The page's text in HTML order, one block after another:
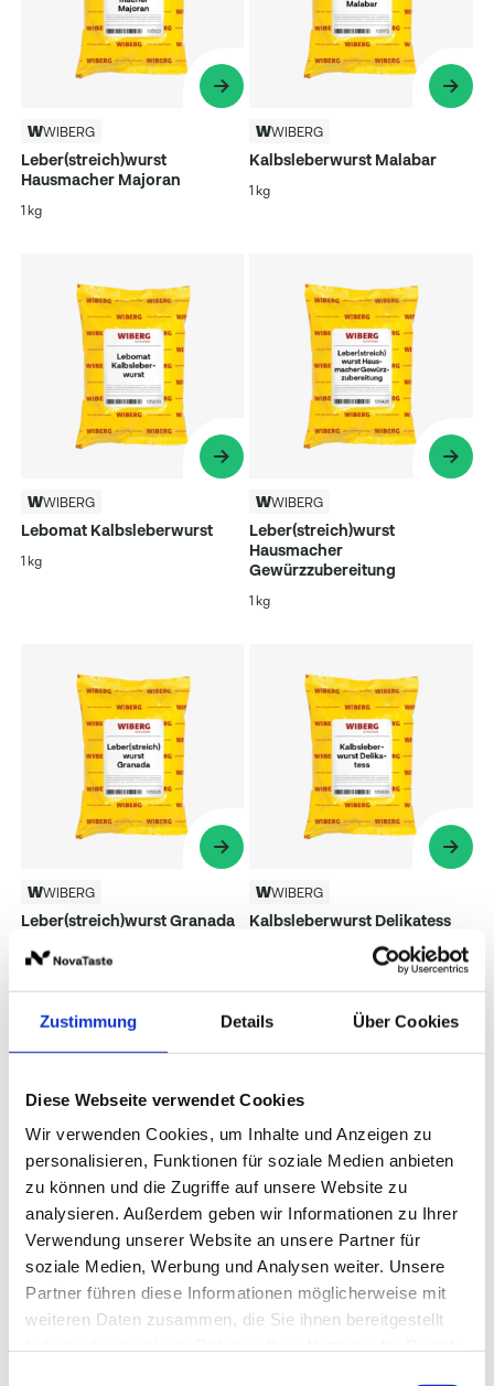
Zustimmung Details Über Cookies
Diese Webseite verwendet Cookies
Wir verwenden Cookies, um Inhalte und Anzeigen zu
personalisieren, Funktionen für soziale Medien anbieten
zu können und die Zugriffe auf unsere Website zu
analysieren. Außerdem geben wir Informationen zu Ihrer
Verwendung unserer Website an unsere Partner für
soziale Medien, Werbung und Analysen weiter. Unsere
Partner führen diese Informationen möglicherweise mit
weiteren Daten zusammen, die Sie ihnen bereitgestellt
WIBERG
Leber(streich)wurst
Hausmacher Majoran
1 kg
WIBERG
Kalbsleberwurst Malabar
1 kg
WIBERG
Lebomat Kalbsleberwurst
1 kg
WIBERG
Leber(streich)wurst
Hausmacher
Gewürzzubereitung
1 kg
WIBERG
Leber(streich)wurst Granada
1 kg
WIBERG
Kalbsleberwurst Delikatess
WIBERG
Novapure Kalbsleberwurst
1 kg
Gewürzmüller
Alhambra Feine Leberwurst
OG AF
1,25 kg